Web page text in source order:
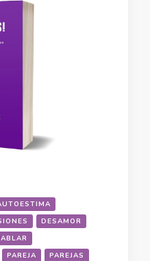
DESAMOR
PAREJA
PAREJAS